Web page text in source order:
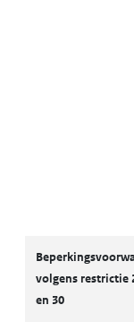
volgens restrictie
en 30